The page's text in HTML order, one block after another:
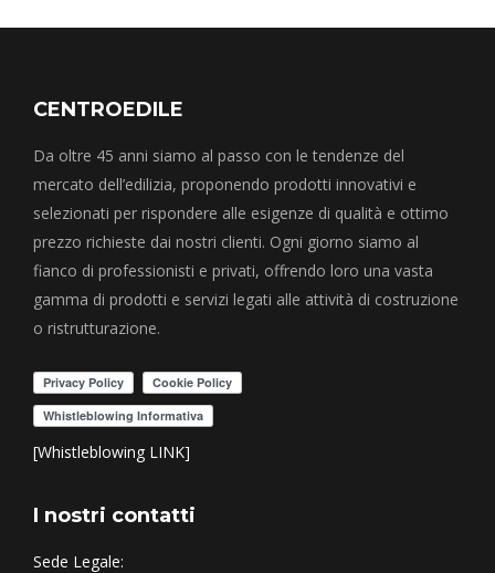
CENTROEDILE
Da oltre 45 anni siamo al passo con le tendenze del
mercato dell’edilizia, proponendo prodotti innovativi e
selezionati per rispondere alle esigenze di qualità e ottimo
prezzo richieste dai nostri clienti. Ogni giorno siamo al
fianco di professionisti e privati, offrendo loro una vasta
gamma di prodotti e servizi legati alle attività di costruzione
o ristrutturazione.
[Whistleblowing LINK]
I nostri contatti
Sede Legale: